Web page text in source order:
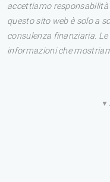
accettiamo
questo sito web è solo a
consulenza finanziaria.
informazioni che
▼